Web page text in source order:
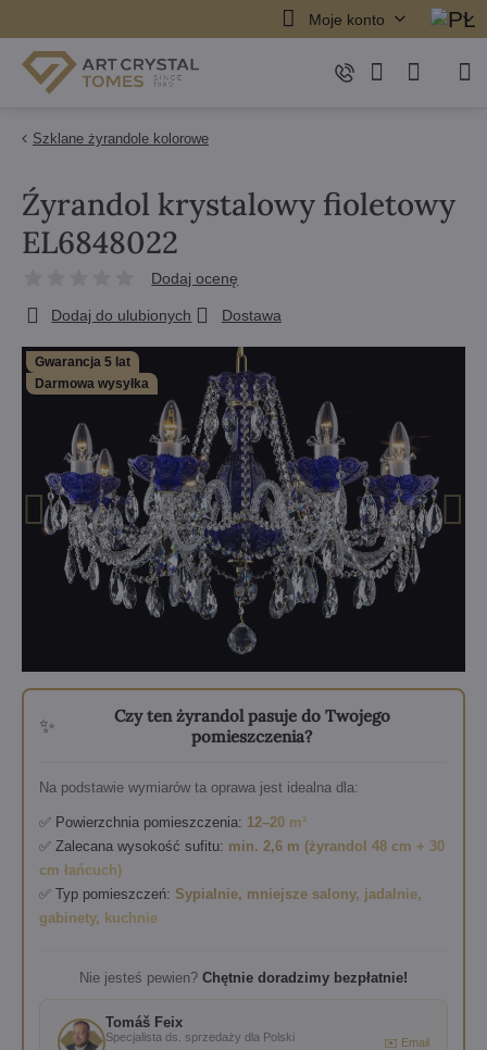
Moje konto
Szklane żyrandole kolorowe
Gwarancja 5 lat
Darmowa wysyłka
✨
Czy ten żyrandol pasuje do Twojego
pomieszczenia?
Na podstawie wymiarów ta oprawa jest idealna dla:
✅ Powierzchnia pomieszczenia: 12–20 m²
✅ Zalecana wysokość sufitu: min. 2,6 m (żyrandol 48 cm + 30
cm łańcuch)
✅ Typ pomieszczeń: Sypialnie, mniejsze salony, jadalnie,
gabinety, kuchnie
Nie jesteś pewien? Chętnie doradzimy bezpłatnie!
Tomáš Feix
Specjalista ds. sprzedaży dla Polski ✉️ Email
Źyrandol krystalowy fioletowy
EL6848022
Dodaj ocenę
Dodaj do ulubionych Dostawa